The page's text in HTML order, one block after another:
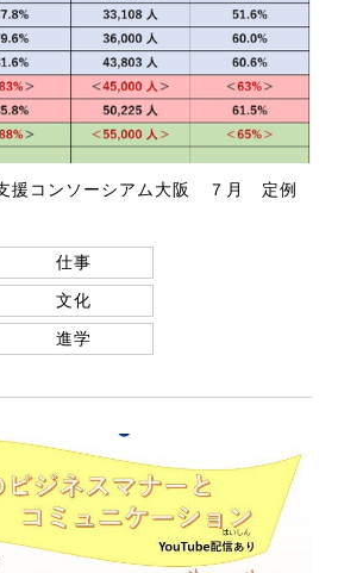
援コンソーシアム大阪 ７月 定例
仕事
文化
進学